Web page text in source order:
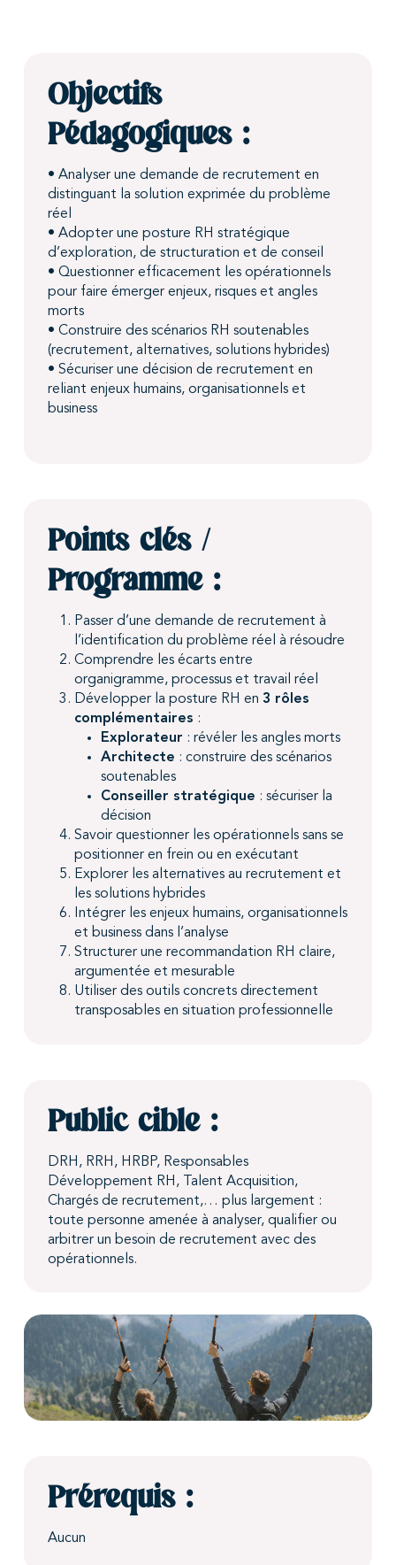
Objectifs
Pédagogiques :
• Analyser une demande de recrutement en
distinguant la solution exprimée du problème
réel
• Adopter une posture RH stratégique
d’exploration, de structuration et de conseil
• Questionner efficacement les opérationnels
pour faire émerger enjeux, risques et angles
morts
• Construire des scénarios RH soutenables
(recrutement, alternatives, solutions hybrides)
• Sécuriser une décision de recrutement en
reliant enjeux humains, organisationnels et
business
Points clés /
Programme :
Passer d’une demande de recrutement à
l’identification du problème réel à résoudre
Comprendre les écarts entre
organigramme, processus et travail réel
Développer la posture RH en 3 rôles
complémentaires :
Explorateur : révéler les angles morts
Architecte : construire des scénarios
soutenables
Conseiller stratégique : sécuriser la
décision
Savoir questionner les opérationnels sans se
positionner en frein ou en exécutant
Explorer les alternatives au recrutement et
les solutions hybrides
Intégrer les enjeux humains, organisationnels
et business dans l’analyse
Structurer une recommandation RH claire,
argumentée et mesurable
Utiliser des outils concrets directement
transposables en situation professionnelle
Public cible :
DRH, RRH, HRBP, Responsables
Développement RH, Talent Acquisition,
Chargés de recrutement,… plus largement :
toute personne amenée à analyser, qualifier ou
arbitrer un besoin de recrutement avec des
opérationnels.
Prérequis :
Aucun